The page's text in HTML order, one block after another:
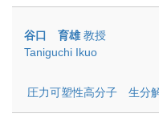
谷口 育雄教授
Taniguchi Ikuo
圧力可塑性高分子 生分